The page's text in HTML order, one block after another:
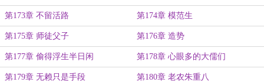
第173章 不留活路 第174章 模范生
第175章 师徒父子 第176章 造势
第177章 偷得浮生半日闲 第178章 心眼多的大儒们
第179章 无赖只是手段 第180章 老农朱重八